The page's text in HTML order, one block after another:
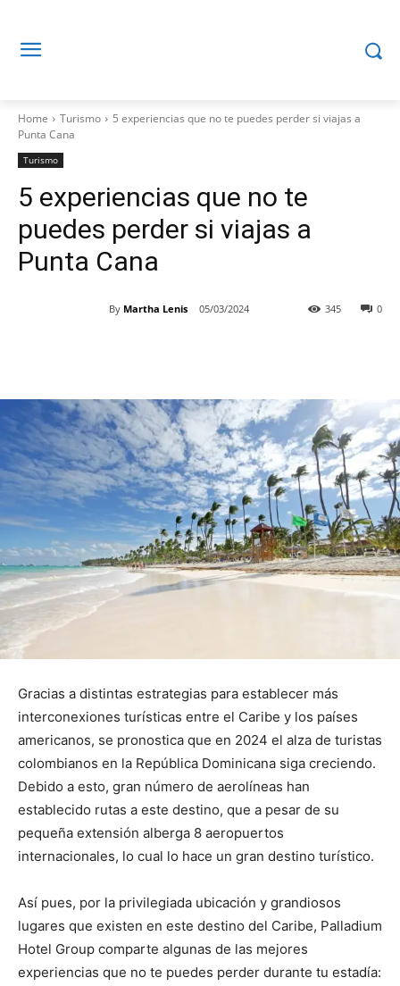
Home Turismo
5 experiencias que no te puedes perder si viajas a
Punta Cana
Turismo
5 experiencias que no te
puedes perder si viajas a
Punta Cana
By Martha Lenis 05/03/2024 0
345
Gracias a distintas estrategias para establecer más
interconexiones turísticas entre el Caribe y los países
americanos, se pronostica que en 2024 el alza de turistas
colombianos en la República Dominicana siga creciendo.
Debido a esto, gran número de aerolíneas han
establecido rutas a este destino, que a pesar de su
pequeña extensión alberga 8 aeropuertos
internacionales, lo cual lo hace un gran destino turístico.
Así pues, por la privilegiada ubicación y grandiosos
lugares que existen en este destino del Caribe, Palladium
Hotel Group comparte algunas de las mejores
experiencias que no te puedes perder durante tu estadía: